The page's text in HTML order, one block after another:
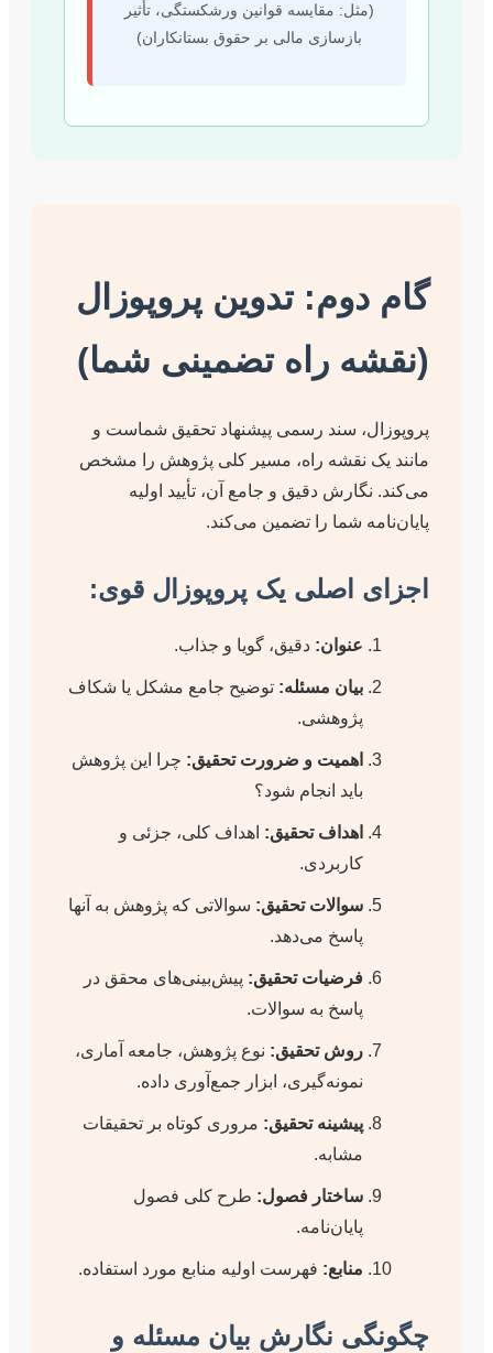
مقایسه قوانین ورشکستگی، تأثیر
بازسازی مالی بر حقوق بستانکاران)
تدوین پروپوزال
راه تضمینی شما)
سند رسمی پیشنهاد تحقیق شماست و
نقشه راه، مسیر کلی پژوهش را مشخص
دقیق و جامع آن، تأیید اولیه
شما را تضمین می‌کند.
اصلی یک پروپوزال قوی:
دقیق، گویا و جذاب.
توضیح جامع مشکل یا شکاف
اهمیت و ضرورت تحقیق:چرا این پژوهش
اهداف کلی، جزئی و
سوالات تحقیق:سوالاتی که پژوهش به آنها
فرضیات تحقیق:پیش‌بینی‌های محقق در
نوع پژوهش، جامعه آماری،
نمونه‌گیری، ابزار جمع‌آوری داده.
مروری کوتاه بر تحقیقات
ساختار فصول:طرح کلی فصول
فهرست اولیه منابع مورد استفاده.
نگارش بیان مسئله و